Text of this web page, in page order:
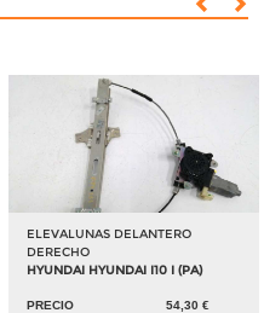
ELEVALUNAS DELANTERO
DERECHO
HYUNDAI HYUNDAI I10 I (PA)
PRECIO 54,30 €